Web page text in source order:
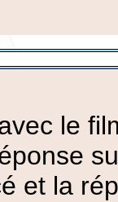
le
et la